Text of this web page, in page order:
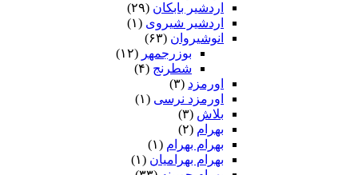
اردشیر بابکان (۲۹)
اردشیر شیروی (۱)
انوشیروان (۶۳)
بوزرجمهر (۱۲)
شطرنج (۴)
اورمزد (۳)
اورمزد نرسى‏ (۱)
بلاش (۳)
بهرام (۲)
بهرام بهرام (۱)
بهرام بهرامیان‏ (۱)